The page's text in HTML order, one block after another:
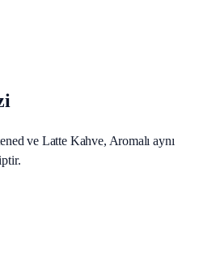
ve Latte Kahve, Aromalı aynı